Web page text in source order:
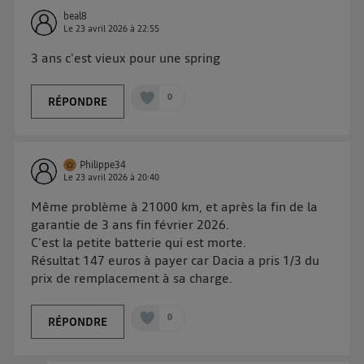
beal8
Le23 avril 2026 à22:55
3 ans c'est vieux pour une spring
RÉPONDRE 0
Philippe34
Le23 avril 2026 à20:40
Même problème à 21000 km, et après la fin de la
garantie de 3 ans fin février 2026.
C'est la petite batterie qui est morte.
Résultat 147 euros à payer car Dacia a pris 1/3 du
prix de remplacement à sa charge.
RÉPONDRE 0
Pour une
uniquement sur la navigation de l'utilisateur du mobile.
Vous pouvez à tout moment retirer ce consentement
surle portail d’Utiq("
« gérer Utiq » en bas de ce site. Pour plus
d'informations, veuillez consulter
d'information sur les données personnelles